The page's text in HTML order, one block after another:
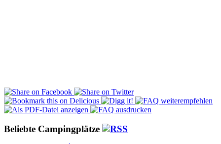
Beliebte Campingplätze